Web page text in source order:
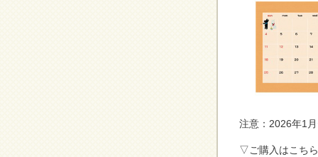
注意：2026年1
▽ご購入はこち